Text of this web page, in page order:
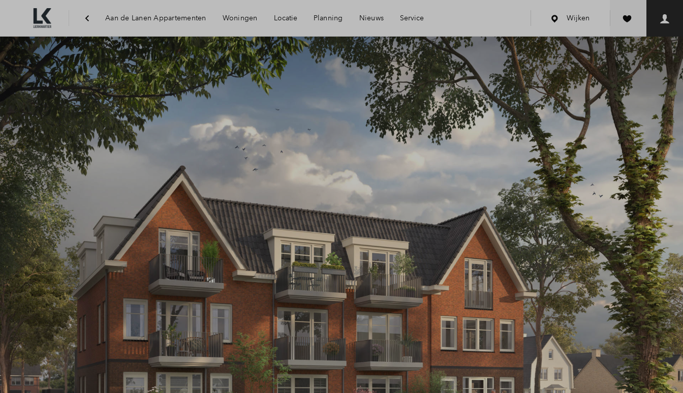
Aan de Lanen Appartementen Woningen Locatie
Visie
Bereikbaarheid
Voorzieningen
Planning Nieuws Service
Mijn Eigen Huis
Financiering
Veelgestelde vragen
Contact
Wijken